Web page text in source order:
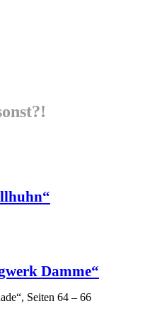
Damme“
Seiten 64 – 66